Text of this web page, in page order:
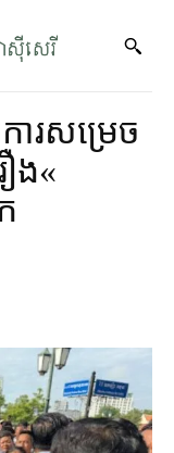
រសម្រេច​
ង​«​